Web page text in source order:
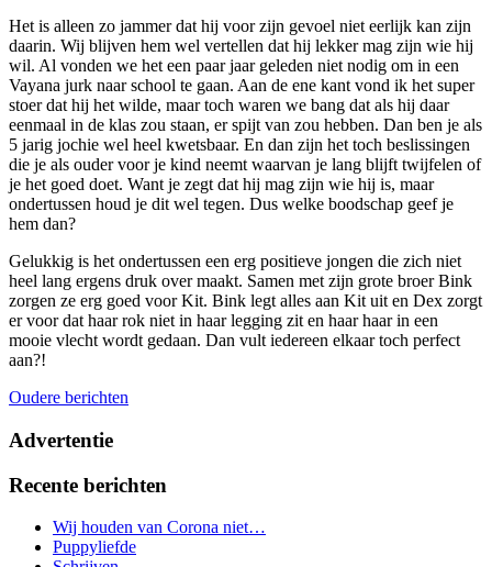
Het is alleen zo jammer dat hij voor zijn gevoel niet eerlijk kan zijn
daarin. Wij blijven hem wel vertellen dat hij lekker mag zijn wie hij
wil. Al vonden we het een paar jaar geleden niet nodig om in een
Vayana jurk naar school te gaan. Aan de ene kant vond ik het super
stoer dat hij het wilde, maar toch waren we bang dat als hij daar
eenmaal in de klas zou staan, er spijt van zou hebben. Dan ben je als
5 jarig jochie wel heel kwetsbaar. En dan zijn het toch beslissingen
die je als ouder voor je kind neemt waarvan je lang blijft twijfelen of
je het goed doet. Want je zegt dat hij mag zijn wie hij is, maar
ondertussen houd je dit wel tegen. Dus welke boodschap geef je
hem dan?
Gelukkig is het ondertussen een erg positieve jongen die zich niet
heel lang ergens druk over maakt. Samen met zijn grote broer Bink
zorgen ze erg goed voor Kit. Bink legt alles aan Kit uit en Dex zorgt
er voor dat haar rok niet in haar legging zit en haar haar in een
mooie vlecht wordt gedaan. Dan vult iedereen elkaar toch perfect
aan?!
Berichtennavigatie
Oudere berichten
Advertentie
Recente berichten
Wij houden van Corona niet…
Puppyliefde